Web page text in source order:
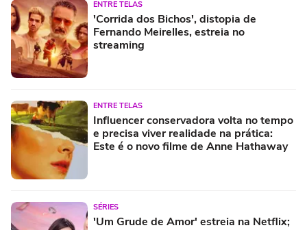
ENTRE TELAS
'Corrida dos Bichos', distopia de
Fernando Meirelles, estreia no
streaming
ENTRE TELAS
Influencer conservadora volta no tempo
e precisa viver realidade na prática:
Este é o novo filme de Anne Hathaway
SÉRIES
'Um Grude de Amor' estreia na Netflix;